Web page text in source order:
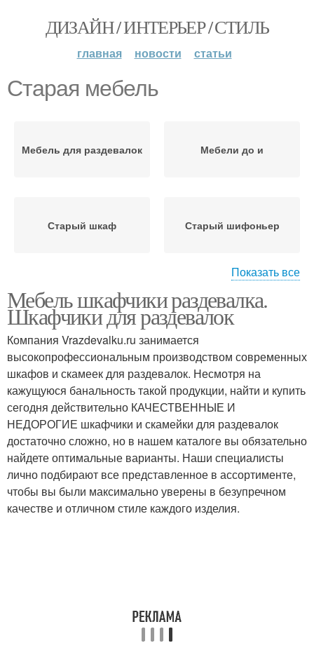
ДИЗАЙН / ИНТЕРЬЕР / СТИЛЬ
главная новости статьи
Старая мебель
Мебель для раздевалок Мебели до и
Старый шкаф Старый шифоньер
Мебели в доме Мебели с грузчиками
Показать все
Мебель шкафчики раздевалка.
Шкафчики для раздевалок
Компания Vrazdevalku.ru занимается
высокопрофессиональным производством современных
шкафов и скамеек для раздевалок. Несмотря на
кажущуюся банальность такой продукции, найти и купить
сегодня действительно КАЧЕСТВЕННЫЕ И
НЕДОРОГИЕ шкафчики и скамейки для раздевалок
достаточно сложно, но в нашем каталоге вы обязательно
найдете оптимальные варианты. Наши специалисты
лично подбирают все представленное в ассортименте,
чтобы вы были максимально уверены в безупречном
качестве и отличном стиле каждого изделия.